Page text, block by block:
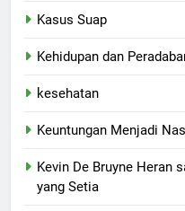
Kasus Suap
Kehidupan dan
kesehatan
Keuntungan Menjadi
Kevin De Bruyne Heran
yang Setia